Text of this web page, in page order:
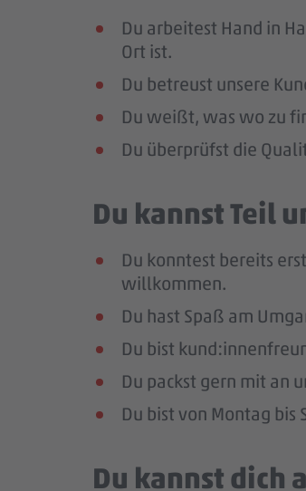
Du arbeitest Hand in
Ort ist.
Du betreust unsere
Du weißt, was wo zu
Du überprüfst die
Du kannst Teil
Du konntest bereits
willkommen.
Du hast Spaß am
Du bist
Du packst gern mit an
Du bist von Montag
Du kannst dich